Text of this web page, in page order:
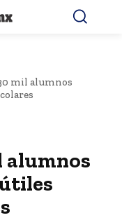
mil alumnos
alumnos